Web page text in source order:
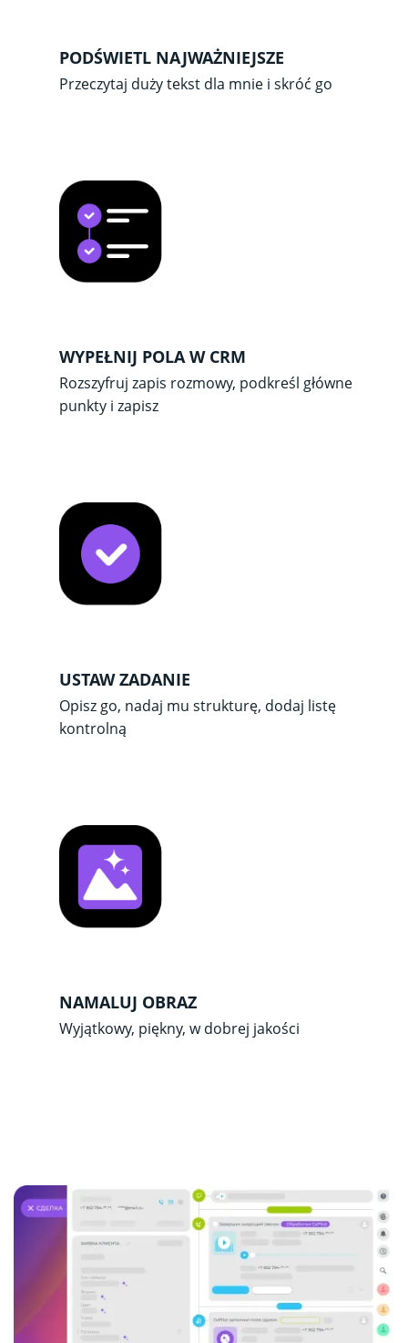
PODŚWIETL NAJWAŻNIEJSZE
Przeczytaj duży tekst dla mnie i skróć go
WYPEŁNIJ POLA W CRM
Rozszyfruj zapis rozmowy, podkreśl główne
punkty i zapisz
USTAW ZADANIE
Opisz go, nadaj mu strukturę, dodaj listę
kontrolną
NAMALUJ OBRAZ
Wyjątkowy, piękny, w dobrej jakości